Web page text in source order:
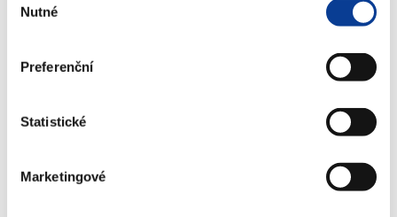
souhlasu
Nutné
Preferenční
Statistické
Marketingové